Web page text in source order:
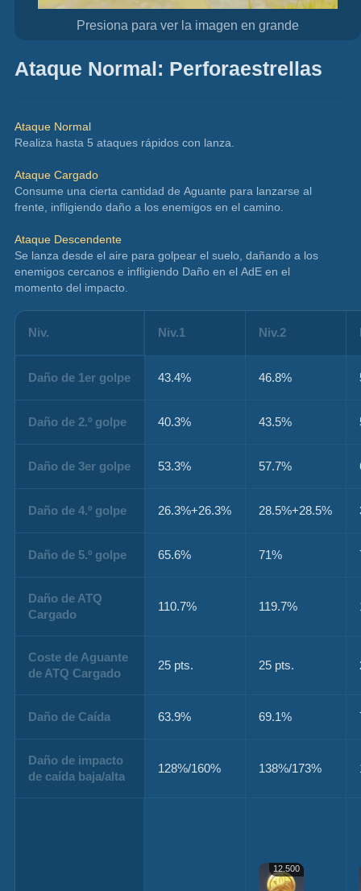
Presiona para ver la imagen en grande
Ataque Normal: Perforaestrellas
Ataque Normal
Realiza hasta 5 ataques rápidos con lanza.
Ataque Cargado
Consume una cierta cantidad de Aguante para lanzarse al
frente, infligiendo daño a los enemigos en el camino.
Ataque Descendente
Se lanza desde el aire para golpear el suelo, dañando a los
enemigos cercanos e infligiendo Daño en el AdE en el
momento del impacto.
Niv. Niv.1 Niv.2
Daño de 1er golpe 43.4% 46.8%
Daño de 2.º golpe 40.3% 43.5%
Daño de 3er golpe 53.3% 57.7%
Daño de 4.º golpe 26.3%+26.3% 28.5%+28.5%
Daño de 5.º golpe 65.6% 71%
Daño de ATQ
Cargado
110.7% 119.7%
Coste de Aguante
de ATQ Cargado
25 pts. 25 pts.
Daño de Caída 63.9% 69.1%
Daño de impacto
de caída baja/alta
128%/160% 138%/173%
12.500